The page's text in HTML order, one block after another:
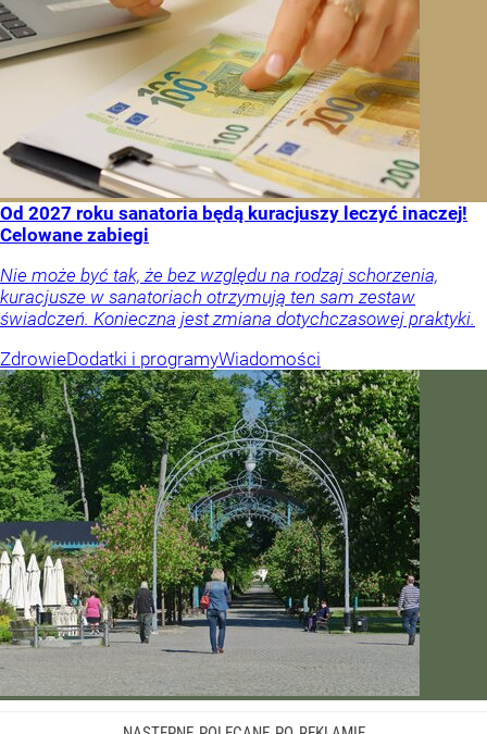
Od 2027 roku sanatoria będą kuracjuszy leczyć inaczej!
Celowane zabiegi
Nie może być tak, że bez względu na rodzaj schorzenia,
kuracjusze w sanatoriach otrzymują ten sam zestaw
świadczeń. Konieczna jest zmiana dotychczasowej praktyki.
ZdrowieDodatki i programyWiadomości